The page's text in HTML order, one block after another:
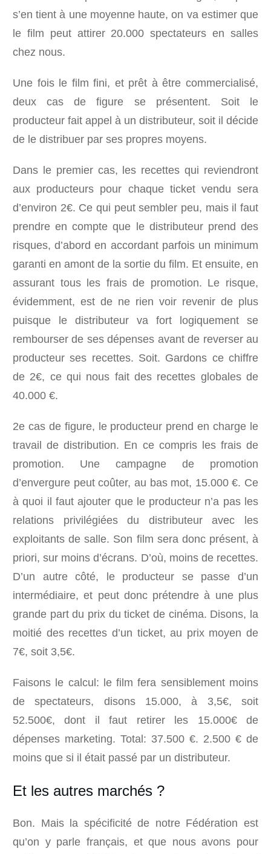
s’en tient à une moyenne haute, on va estimer que
le film peut attirer 20.000 spectateurs en salles
chez nous.
Une fois le film fini, et prêt à être commercialisé,
deux cas de figure se présentent. Soit le
producteur fait appel à un distributeur, soit il décide
de le distribuer par ses propres moyens.
Dans le premier cas, les recettes qui reviendront
aux producteurs pour chaque ticket vendu sera
d’environ 2€. Ce qui peut sembler peu, mais il faut
prendre en compte que le distributeur prend des
risques, d’abord en accordant parfois un minimum
garanti en amont de la sortie du film. Et ensuite, en
assurant tous les frais de promotion. Le risque,
évidemment, est de ne rien voir revenir de plus
puisque le distributeur va fort logiquement se
rembourser de ses dépenses avant de reverser au
producteur ses recettes. Soit. Gardons ce chiffre
de 2€, ce qui nous fait des recettes globales de
40.000 €.
2e cas de figure, le producteur prend en charge le
travail de distribution. En ce compris les frais de
promotion. Une campagne de promotion
d’envergure peut coûter, au bas mot, 15.000 €. Ce
à quoi il faut ajouter que le producteur n’a pas les
relations privilégiées du distributeur avec les
exploitants de salle. Son film sera donc présent, à
priori, sur moins d’écrans. D’où, moins de recettes.
D’un autre côté, le producteur se passe d’un
intermédiaire, et peut donc prétendre à une plus
grande part du prix du ticket de cinéma. Disons, la
moitié des recettes d’un ticket, au prix moyen de
7€, soit 3,5€.
Faisons le calcul: le film fera sensiblement moins
de spectateurs, disons 15.000, à 3,5€, soit
52.500€, dont il faut retirer les 15.000€ de
dépenses marketing. Total: 37.500 €. 2.500 € de
moins que si il était passé par un distributeur.
Et les autres marchés ?
Bon. Mais la spécificité de notre Fédération est
qu’on y parle français, et que nous avons pour